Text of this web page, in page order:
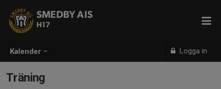
Kalender Logga in
SMEDBY AIS
H17
Träning